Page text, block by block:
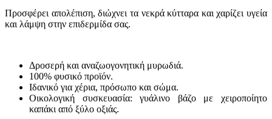
Προσφέρει απολέπιση, διώχνει τα νεκρά κύτταρα και χαρίζει υγεία
και λάμψη στην επιδερμίδα σας.
Δροσερή και αναζωογονητική μυρωδιά.
100% φυσικό προϊόν.
Ιδανικό για χέρια, πρόσωπο και σώμα.
Οικολογική συσκευασία: γυάλινο βάζο με χειροποίητο
καπάκι από ξύλο οξιάς.